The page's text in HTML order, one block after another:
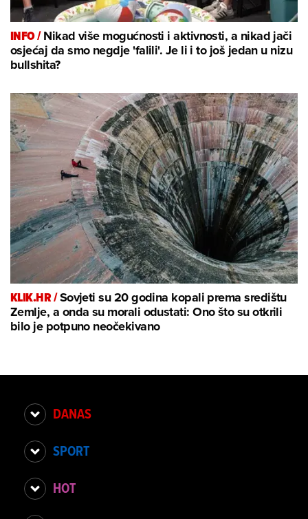
INFO /Nikad više mogućnosti i aktivnosti, a nikad jači
osjećaj da smo negdje 'falili'. Je li i to još jedan u nizu
bullshita?
KLIK.HR /Sovjeti su 20 godina kopali prema središtu
Zemlje, a onda su morali odustati: Ono što su otkrili
bilo je potpuno neočekivano
DANAS
SPORT
HOT